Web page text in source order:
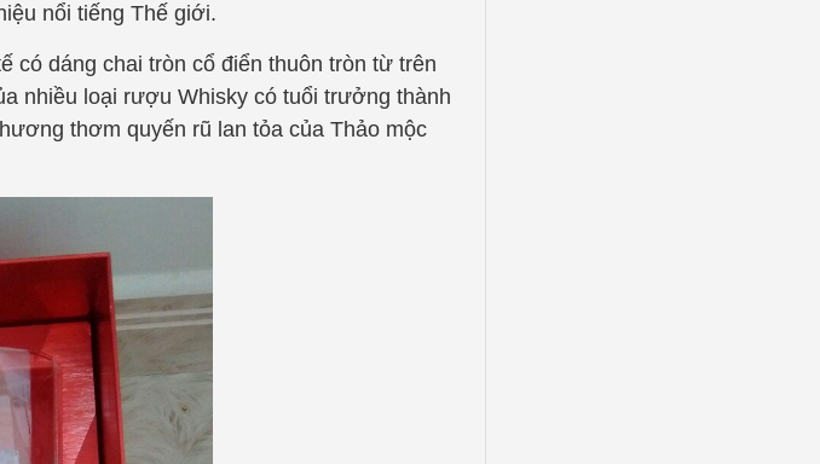
nổi tiếng Thế giới.
có dáng chai tròn cổ điển thuôn tròn từ trên
nhiều loại rượu Whisky có tuổi trưởng thành
thơm quyến rũ lan tỏa của Thảo mộc